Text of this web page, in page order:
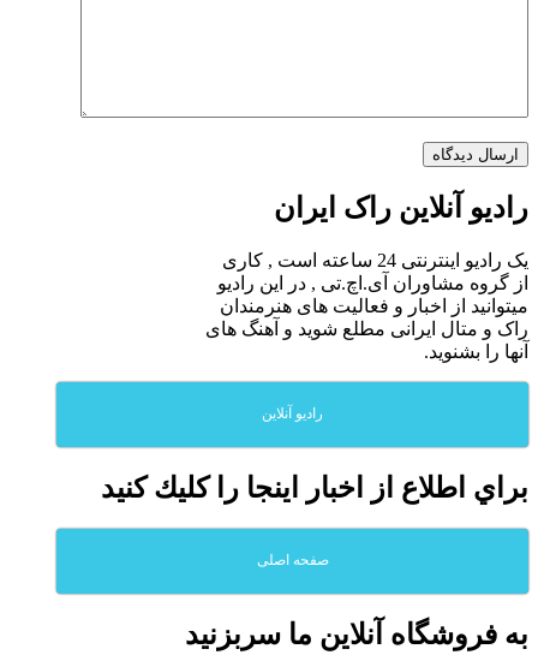
رادیو آنلاین راک ایران
یک رادیو اینترنتی 24 ساعته است , کاری
از گروه مشاوران آی.اچ.تی , در این رادیو
میتوانید از اخبار و فعالیت های هنرمندان
راک و متال ایرانی مطلع شوید و آهنگ های
آنها را بشنوید.
رادیو آنلاین
براي اطلاع از اخبار اينجا را كليك كنيد
صفحه اصلی
به فروشگاه آنلاين ما سربزنيد